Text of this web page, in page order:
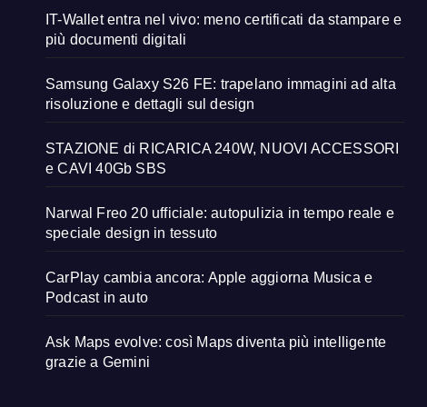
IT-Wallet entra nel vivo: meno certificati da stampare e
più documenti digitali
Samsung Galaxy S26 FE: trapelano immagini ad alta
risoluzione e dettagli sul design
STAZIONE di RICARICA 240W, NUOVI ACCESSORI
e CAVI 40Gb SBS
Narwal Freo 20 ufficiale: autopulizia in tempo reale e
speciale design in tessuto
CarPlay cambia ancora: Apple aggiorna Musica e
Podcast in auto
Ask Maps evolve: così Maps diventa più intelligente
grazie a Gemini